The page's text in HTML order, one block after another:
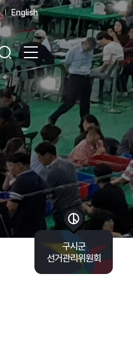
English
구시군
선거관리위원회
바로가기 목록 열기